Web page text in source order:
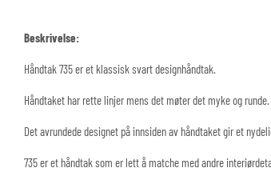
Beskrivelse:
Håndtak 735 er et klassisk svart designhåndtak.
Håndtaket har rette linjer mens det møter det myke og runde.
Det avrundede designet på innsiden av håndtaket gir et
735 er et håndtak som er lett å matche med andre